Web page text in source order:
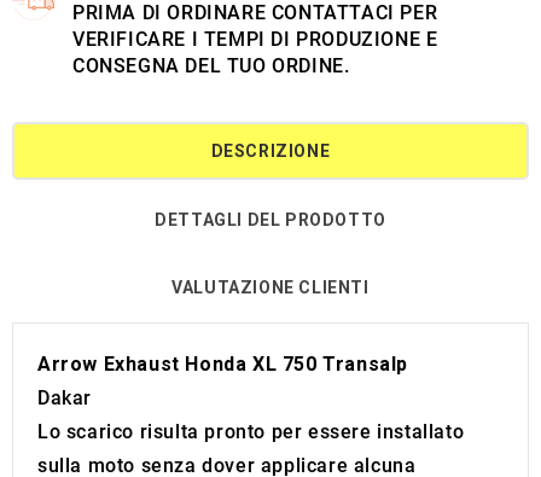
PRIMA DI ORDINARE CONTATTACI PER
VERIFICARE I TEMPI DI PRODUZIONE E
CONSEGNA DEL TUO ORDINE.
DESCRIZIONE
DETTAGLI DEL PRODOTTO
VALUTAZIONE CLIENTI
Arrow Exhaust Honda XL 750 Transalp
Dakar
Lo scarico risulta pronto per essere installato
sulla moto senza dover applicare alcuna